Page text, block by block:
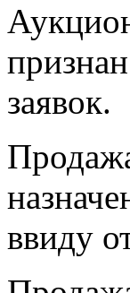
заявок.
ввиду